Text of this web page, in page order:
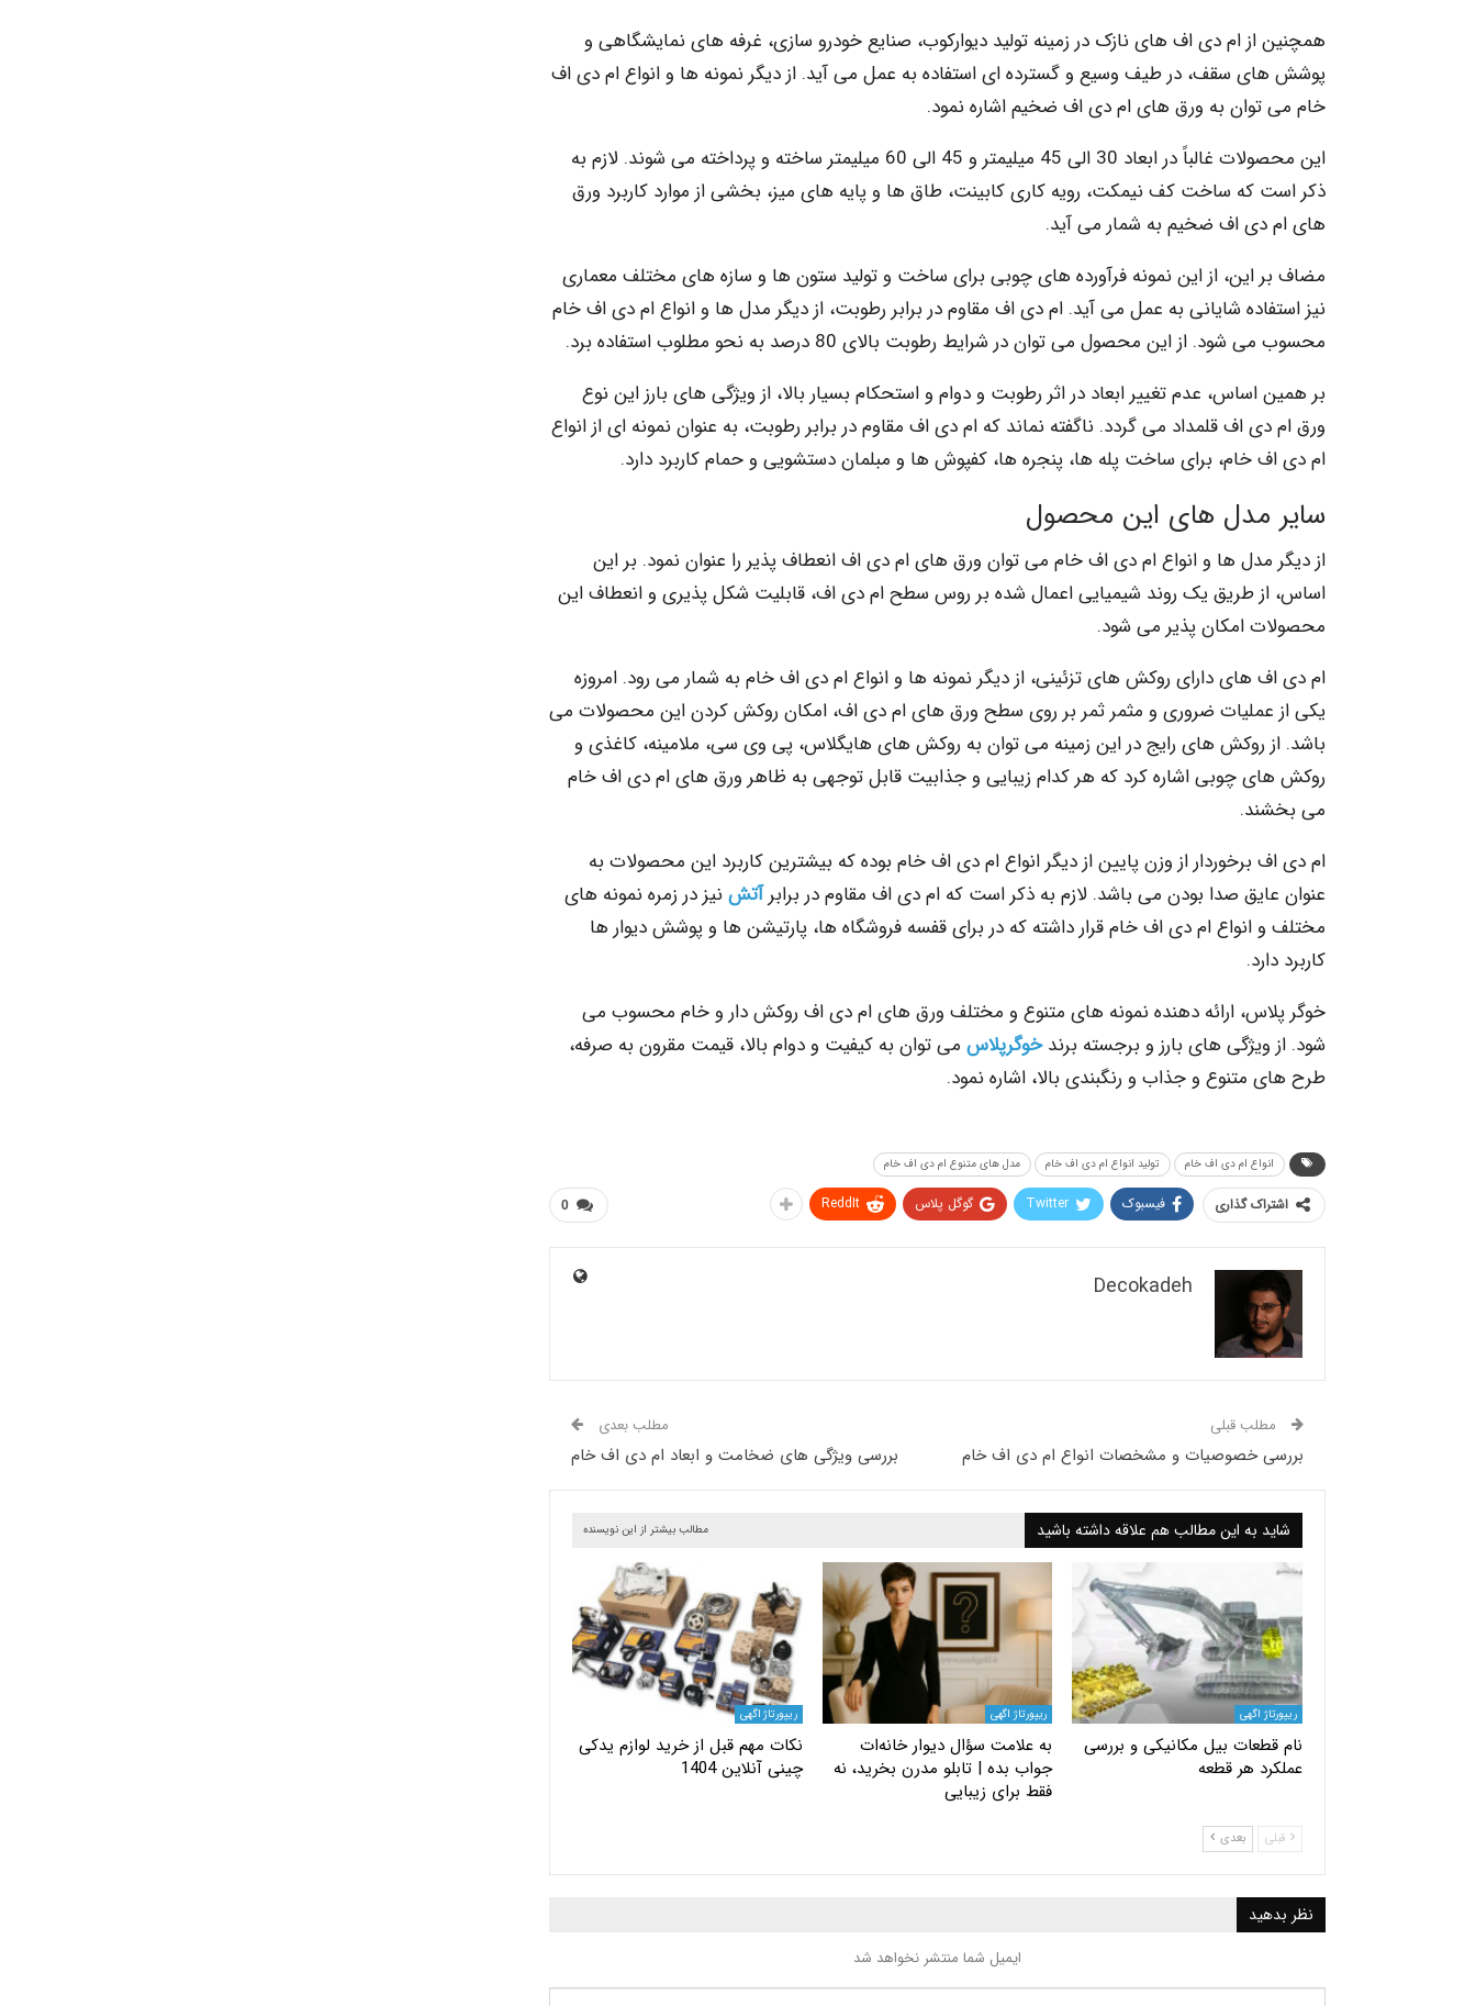
همچنین از ام دی اف های نازک در زمینه تولید دیوارکوب، صنایع خودرو سازی، غرفه های نمایشگاهی و
پوشش های سقف، در طیف وسیع و گسترده ای استفاده به عمل می آید. از دیگر نمونه ها و انواع ام دی اف
خام می توان به ورق های ام دی اف ضخیم اشاره نمود.
این محصولات غالباً در ابعاد 30 الی 45 میلیمتر و 45 الی 60 میلیمتر ساخته و پرداخته می شوند. لازم به
ذکر است که ساخت کف نیمکت، رویه کاری کابینت، طاق ها و پایه های میز، بخشی از موارد کاربرد ورق
های ام دی اف ضخیم به شمار می آید.
مضاف بر این، از این نمونه فرآورده های چوبی برای ساخت و تولید ستون ها و سازه های مختلف معماری
نیز استفاده شایانی به عمل می آید. ام دی اف مقاوم در برابر رطوبت، از دیگر مدل ها و انواع ام دی اف خام
محسوب می شود. از این محصول می توان در شرایط رطوبت بالای 80 درصد به نحو مطلوب استفاده برد.
بر همین اساس، عدم تغییر ابعاد در اثر رطوبت و دوام و استحکام بسیار بالا، از ویژگی های بارز این نوع
ورق ام دی اف قلمداد می گردد. ناگفته نماند که ام دی اف مقاوم در برابر رطوبت، به عنوان نمونه ای از انواع
ام دی اف خام، برای ساخت پله ها، پنجره ها، کفپوش ها و مبلمان دستشویی و حمام کاربرد دارد.
سایر مدل های این محصول
از دیگر مدل ها و انواع ام دی اف خام می توان ورق های ام دی اف انعطاف پذیر را عنوان نمود. بر این
اساس، از طریق یک روند شیمیایی اعمال شده بر روس سطح ام دی اف، قابلیت شکل پذیری و انعطاف این
محصولات امکان پذیر می شود.
ام دی اف های دارای روکش های تزئینی، از دیگر نمونه ها و انواع ام دی اف خام به شمار می رود. امروزه
یکی از عملیات ضروری و مثمر ثمر بر روی سطح ورق های ام دی اف، امکان روکش کردن این محصولات می
باشد. از روکش های رایج در این زمینه می توان به روکش های هایگلاس، پی وی سی، ملامینه، کاغذی و
روکش های چوبی اشاره کرد که هر کدام زیبایی و جذابیت قابل توجهی به ظاهر ورق های ام دی اف خام
می بخشند.
ام دی اف برخوردار از وزن پایین از دیگر انواع ام دی اف خام بوده که بیشترین کاربرد این محصولات به
عنوان عایق صدا بودن می باشد. لازم به ذکر است که ام دی اف مقاوم در برابرآتش نیز در زمره نمونه های
مختلف و انواع ام دی اف خام قرار داشته که در برای قفسه فروشگاه ها، پارتیشن ها و پوشش دیوار ها
کاربرد دارد.
خوگر پلاس، ارائه دهنده نمونه های متنوع و مختلف ورق های ام دی اف روکش دار و خام محسوب می
شود. از ویژگی های بارز و برجسته برندخوگرپلاس می توان به کیفیت و دوام بالا، قیمت مقرون به صرفه،
طرح های متنوع و جذاب و رنگبندی بالا، اشاره نمود.
انواع ام دی اف خام تولید انواع ام دی اف خام مدل های متنوع ام دی اف خام
0 اشتراک گذاری فیسبوک Twitter گوگل پلاس ReddIt
Decokadeh
مطلب قبلی
بررسی خصوصیات و مشخصات انواع ام دی اف خام
مطلب بعدی
بررسی ویژگی های ضخامت و ابعاد ام دی اف خام
شاید به این مطالب هم علاقه داشته باشید مطالب بیشتر از این نویسنده
ریپورتاژ اگهی
نام قطعات بیل مکانیکی و بررسی
عملکرد هر قطعه
ریپورتاژ اگهی
به علامت سؤال دیوار خانه‌ات
جواب بده | تابلو مدرن بخرید، نه
فقط برای زیبایی
ریپورتاژ اگهی
نکات مهم قبل از خرید لوازم یدکی
چینی آنلاین 1404
قبلی بعدی
نظر بدهید
ایمیل شما منتشر نخواهد شد